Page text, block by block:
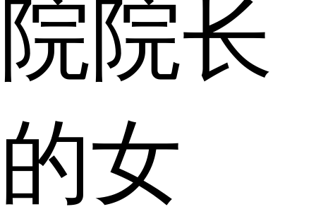
院院长
的女